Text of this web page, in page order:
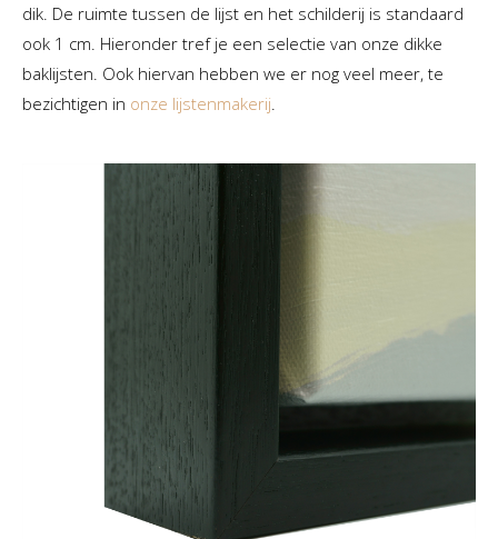
dik. De ruimte tussen de lijst en het schilderij is standaard
ook 1 cm. Hieronder tref je een selectie van onze dikke
baklijsten. Ook hiervan hebben we er nog veel meer, te
bezichtigen in onze lijstenmakerij